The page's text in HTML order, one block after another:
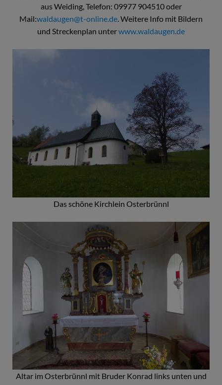
aus Weiding, Telefon: 09977 904510 oder
Mail:waldaugen@t-online.de. Weitere Info mit Bildern
und Streckenplan unterwww.waldaugen.de
Das schöne Kirchlein Osterbrünnl
Altar im Osterbrünnl mit Bruder Konrad links unten und